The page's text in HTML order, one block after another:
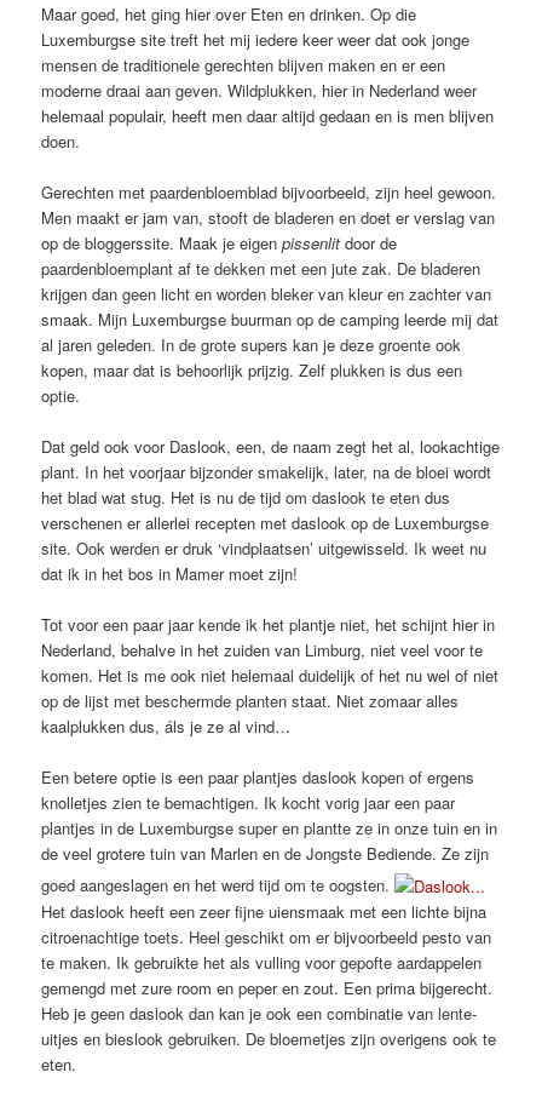
Maar goed, het ging hier over Eten en drinken. Op die
Luxemburgse site treft het mij iedere keer weer dat ook jonge
mensen de traditionele gerechten blijven maken en er een
moderne draai aan geven. Wildplukken, hier in Nederland weer
helemaal populair, heeft men daar altijd gedaan en is men blijven
doen.
Gerechten met paardenbloemblad bijvoorbeeld, zijn heel gewoon.
Men maakt er jam van, stooft de bladeren en doet er verslag van
op de bloggerssite. Maak je eigen pissenlit door de
paardenbloemplant af te dekken met een jute zak. De bladeren
krijgen dan geen licht en worden bleker van kleur en zachter van
smaak. Mijn Luxemburgse buurman op de camping leerde mij dat
al jaren geleden. In de grote supers kan je deze groente ook
kopen, maar dat is behoorlijk prijzig. Zelf plukken is dus een
optie.
Dat geld ook voor Daslook, een, de naam zegt het al, lookachtige
plant. In het voorjaar bijzonder smakelijk, later, na de bloei wordt
het blad wat stug. Het is nu de tijd om daslook te eten dus
verschenen er allerlei recepten met daslook op de Luxemburgse
site. Ook werden er druk ‘vindplaatsen’ uitgewisseld. Ik weet nu
dat ik in het bos in Mamer moet zijn!
Tot voor een paar jaar kende ik het plantje niet, het schijnt hier in
Nederland, behalve in het zuiden van Limburg, niet veel voor te
komen. Het is me ook niet helemaal duidelijk of het nu wel of niet
op de lijst met beschermde planten staat. Niet zomaar alles
kaalplukken dus, áls je ze al vind…
Een betere optie is een paar plantjes daslook kopen of ergens
knolletjes zien te bemachtigen. Ik kocht vorig jaar een paar
plantjes in de Luxemburgse super en plantte ze in onze tuin en in
de veel grotere tuin van Marlen en de Jongste Bediende. Ze zijn
goed aangeslagen en het werd tijd om te oogsten.
Het daslook heeft een zeer fijne uiensmaak met een lichte bijna
citroenachtige toets. Heel geschikt om er bijvoorbeeld pesto van
te maken. Ik gebruikte het als vulling voor gepofte aardappelen
gemengd met zure room en peper en zout. Een prima bijgerecht.
Heb je geen daslook dan kan je ook een combinatie van lente-
uitjes en bieslook gebruiken. De bloemetjes zijn overigens ook te
eten.